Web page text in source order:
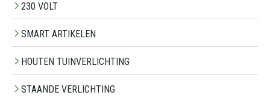
230 VOLT
SMART ARTIKELEN
HOUTEN TUINVERLICHTING
STAANDE VERLICHTING